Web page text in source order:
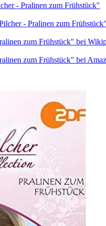
- Pralinen zum Frühstück"
- Pralinen zum Frühstück"
zum Frühstück" bei
zum Frühstück" bei